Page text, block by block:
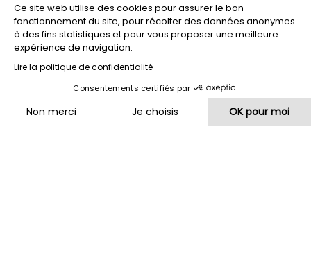
RIVES
LES
TERRASSES
HÔTEL
LAC
Ce site web utilise des cookies pour assurer le bon
fonctionnement du site, pour récolter des données anonymes
à des fins statistiques et pour vous proposer une meilleure
expérience de navigation.
Lire la politique de confidentialité
Consentements certifiés par
Non merci Je choisis OK pour moi